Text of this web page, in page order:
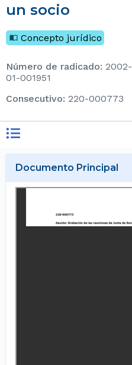
un socio
Concepto jurídico
Número de radicado: 2002-
01-001951
consecutivo: 220-000773
Documento Principal